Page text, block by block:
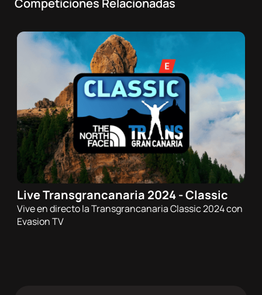
Competiciones Relacionadas
24/02/2024 - 08:30h
Trail
Live Transgrancanaria 2024 - Classic
Vive en directo la Transgrancanaria Classic 2024 con
Evasion TV